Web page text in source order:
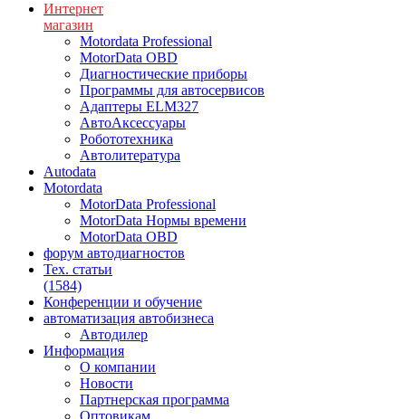
Интернет
магазин
Motordata Professional
MotorData OBD
Диагностические приборы
Программы для автосервисов
Адаптеры ELM327
АвтоАксессуары
Робототехника
Автолитература
Autodata
Motordata
MotorData Professional
MotorData Нормы времени
MotorData OBD
форум автодиагностов
Тех. статьи
(1584)
Конференции и обучение
автоматизация автобизнеса
Автодилер
Информация
О компании
Новости
Партнерская программа